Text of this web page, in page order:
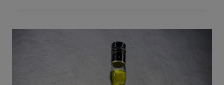
X
DISTILLERIE
GRANDMONT